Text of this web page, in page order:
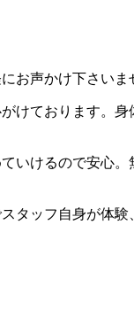
お声かけ下さいま
けております。
いけるので安心。
タッフ自身が体